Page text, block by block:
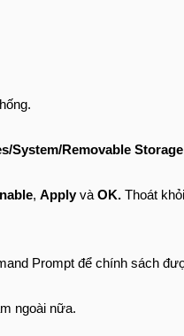
System/Removable
, Applyvà OK. Thoát
Prompt để chính sách
ngoài nữa.